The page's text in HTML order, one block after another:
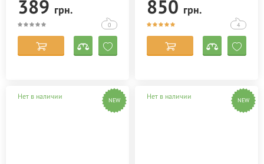
389 грн.
0
850 грн.
4
Нет в наличии NEW Нет в наличии NEW